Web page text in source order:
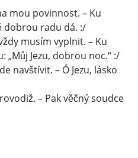
mou povinnost. – Ku
dobrou radu dá. :/
musím vyplnit. – Ku
Jezu, dobrou noc.“ :/
navštívit. – Ó Jezu, lásko
– Pak věčný soudce